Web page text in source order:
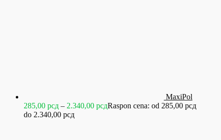
MaxiPol
285,00 рсд – 2.340,00 рсдRaspon cena: od 285,00 рсд
do 2.340,00 рсд